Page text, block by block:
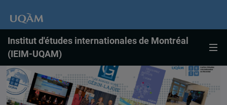
Institut d'études internationales de Montréal
(IEIM-UQAM)